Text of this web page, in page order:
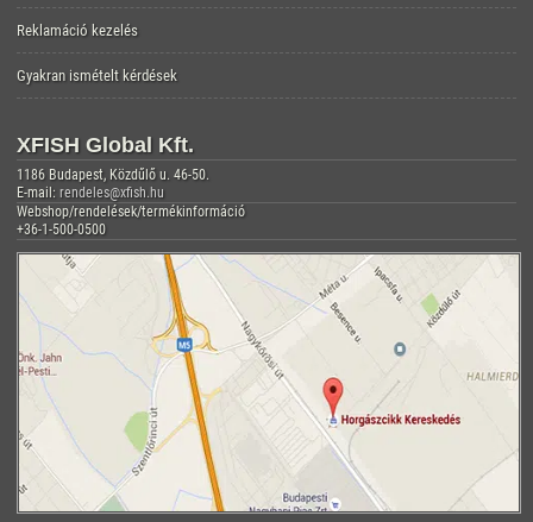
Reklamáció kezelés
Gyakran ismételt kérdések
XFISH Global Kft.
1186 Budapest, Közdűlő u. 46-50.
E-mail: rendeles@xfish.hu
Webshop/rendelések/termékinformáció
+36-1-500-0500